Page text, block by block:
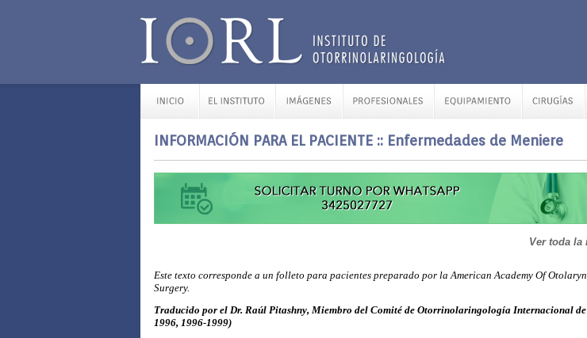
INFORMACIÓN PARA EL PACIENTE :: Enfermedades de Meniere
Ver toda la
Este texto corresponde a un folleto para pacientes preparado por la American Academy Of
Surgery.
Traducido por el Dr. Raúl Pitashny, Miembro del Comité de Otorrinolaringología Internacional de
1996, 1996-1999)